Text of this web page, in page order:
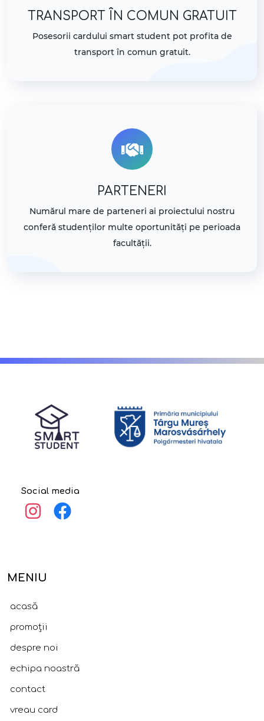
TRANSPORT ÎN COMUN GRATUIT
Posesorii cardului smart student pot profita de
transport în comun gratuit.
PARTENERI
Numărul mare de parteneri ai proiectului nostru
conferă studenților multe oportunități pe perioada
facultății.
Social media
MENIU
acasă
promoții
despre noi
echipa noastră
contact
vreau card